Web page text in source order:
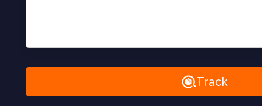
Remove AllTrack